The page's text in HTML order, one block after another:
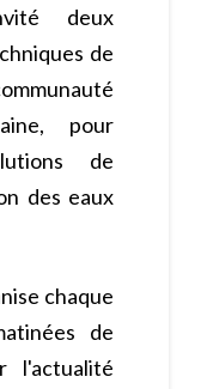
deux
de
pour
de
des eaux
chaque
de
l'actualité